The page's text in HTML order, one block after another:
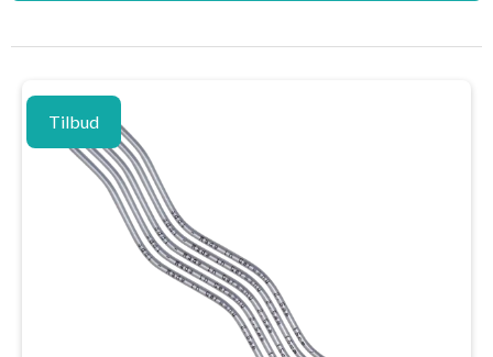
Tilbud